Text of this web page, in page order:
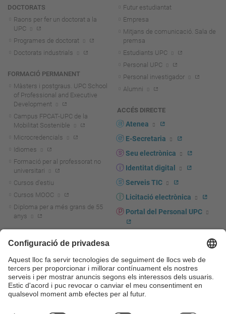
DOCTORATS
Raons per fer un doctorat a la
UPC
Programes de doctorat
Doctorats industrials
FORMACIÓ PERMANENT
Màsters i postgraus. UPC School
of Professional and Executive
Development
Campus FPCAT-UPC de la
Mobilitat Sostenible
Microcredencials
Idiomes
Formació per al professorat no
universitari
Cursos d'estiu
Cursos MOOC
Diploma per a més grans de 55
anys
Actualitat R+D+I
La recerca a la UPC
La transferència, l'emprenedoria i
la innovació a la UPC
Foment i suport a la recerca
Futur estudiantat
Empresa
Mitjans de comunicació. Sala de
premsa
Estudiants UPC
Personal UPC
Personal investigador
Alumni
ACCÉS DIRECTE
Atenea
E-Secretaria
Seu electrònica
Identitat digital
Serveis TIC
Licitació electrònica
Portal del Personal UPC
UPCshop, marxandatge
Sala de premsa
Seguretat i salut
Autoprotecció i emergències